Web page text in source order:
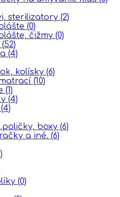
sterilizatory (2)
(0)
čižmy (0)
(52)
(4)
kolísky (6)
(10)
(1)
(4)
(4)
boxy (6)
a iné. (6)
(0)